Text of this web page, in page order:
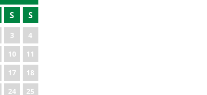
S S
3
4
10
11
17
18
24
25